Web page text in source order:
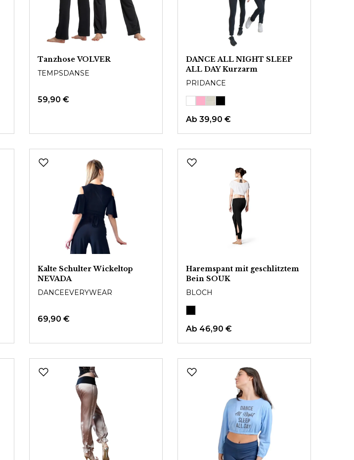
Tanzhose VOLVER
TEMPSDANSE
59,90 €
DANCE ALL NIGHT SLEEP
ALL DAY Kurzarm
PRIDANCE
Ab 39,90 €
Kalte Schulter Wickeltop
NEVADA
DANCEEVERYWEAR
69,90 €
Haremspant mit geschlitztem
Bein SOUK
BLOCH
Ab 46,90 €